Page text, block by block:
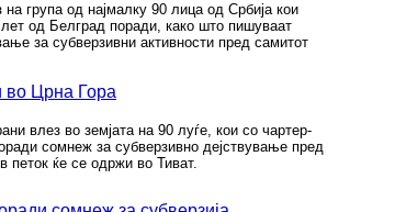
група од најмалку 90 лица од Србија кои
од Белград поради, како што пишуваат
за субверзивни активности пред самитот
во Црна Гора
влез во земјата на 90 луѓе, кои со чартер-
сомнеж за субверзивно дејствување пред
петок ќе се одржи во Тиват.